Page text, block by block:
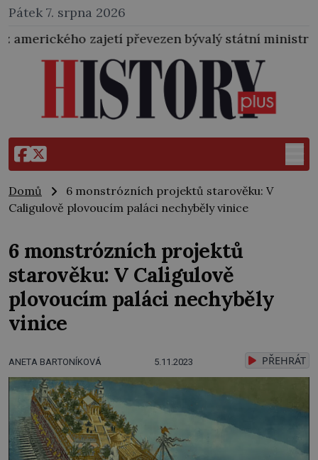
Pátek 7. srpna 2026
převezen bývalý státní ministr pro protektorát
Domů
6 monstrózních projektů starověku: V
Caligulově plovoucím paláci nechyběly vinice
6 monstrózních projektů
starověku: V Caligulově
plovoucím paláci nechyběly
vinice
ANETA BARTONÍKOVÁ 5.11.2023 PŘEHRÁT